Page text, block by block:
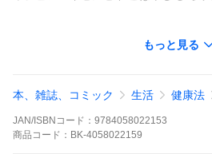
病院に行っても原因がわからない「な
ノウハウが満載！
※本データはこの商品が発売された時点
もっと見る
本、雑誌、コミック 生活 健康法
JAN/ISBNコード： 9784058022153
商品 コード： BK-4058022159